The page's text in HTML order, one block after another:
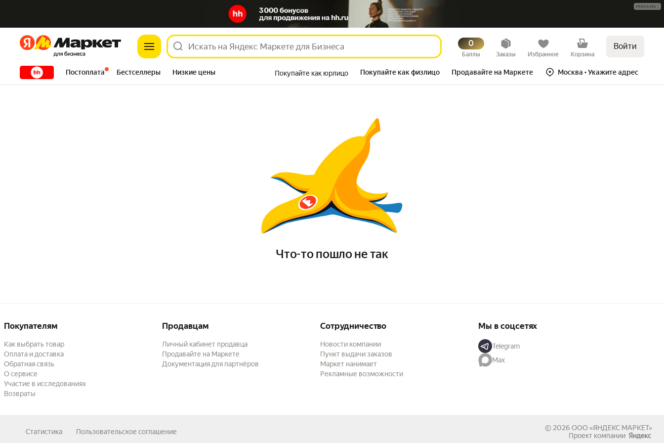
ЯндексЯндекс
0
Баллы Заказы Избранное Корзина
Войти
XXXXX Постоплата Бестселлеры Низкие цены Покупайте как юрлицо Покупайте как физлицо Продавайте на Маркете Москва • Укажите адрес
РЕКЛАМА
Что-то пошло не так
Покупателям
Как выбрать товар
Оплата и доставка
Обратная связь
О сервисе
Участие в исследованиях
Возвраты
Продавцам
Личный кабинет продавца
Продавайте на Маркете
Документация для партнёров
Сотрудничество
Новости компании
Пункт выдачи заказов
Маркет нанимает
Рекламные возможности
Мы в соцсетях
Telegram
Max
Статистика Пользовательское соглашение © 2026 ООО «ЯНДЕКС МАРКЕТ»
Проект компании